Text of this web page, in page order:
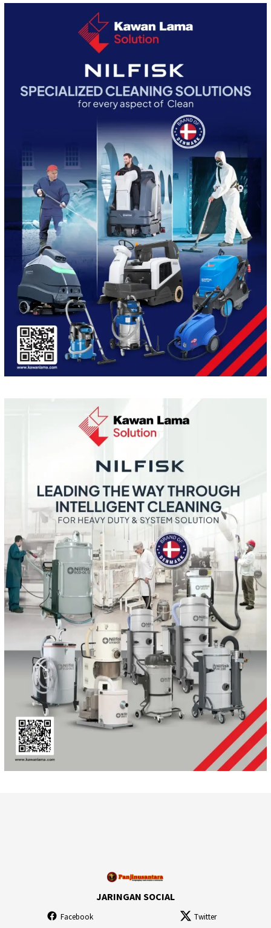
JARINGAN SOCIAL
Facebook Twitter